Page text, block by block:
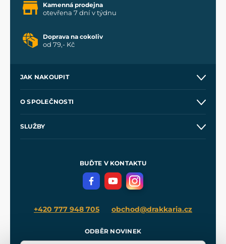
Kamenná prodejna
otevřena 7 dní v týdnu
Doprava na cokoliv
od 79,- Kč
JAK NAKOUPIT
Velkoobchod
O SPOLEČNOSTI
SLUŽBY
Meče pro Kingdom Come
BUĎTE V KONTAKTU
+420 777 948 705 obchod@drakkaria.cz
ODBĚR NOVINEK